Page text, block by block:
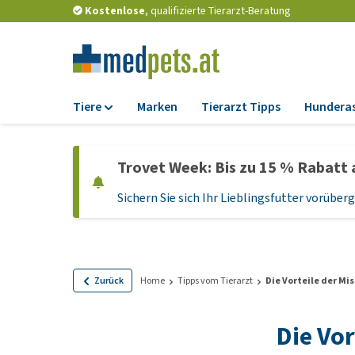
Kostenlose, qualifizierte Tierarzt-Beratung
Tiere
Trockenfutter
Nassfutter
Leckerlis
Leckerlis
Marken Tierarzt Tipps
Trovet Week: Bis zu 15 %
Sichern Sie sich Ihr Lieblingsfutter
Zurück Home Tipps vom Tierarzt Die Vorteile der
Die